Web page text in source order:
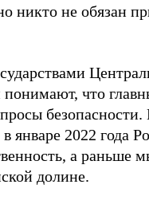
никто не обязан
что
безопасности.
январе 2022 года
а раньше
долине.